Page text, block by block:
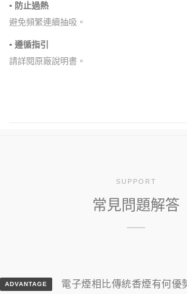
▪ 防止過熱
避免頻繁連續抽吸。
▪ 遵循指引
請詳閱原廠說明書。
SUPPORT
常見問題解答
ADVANTAGE 電子煙相比傳統香煙有何優